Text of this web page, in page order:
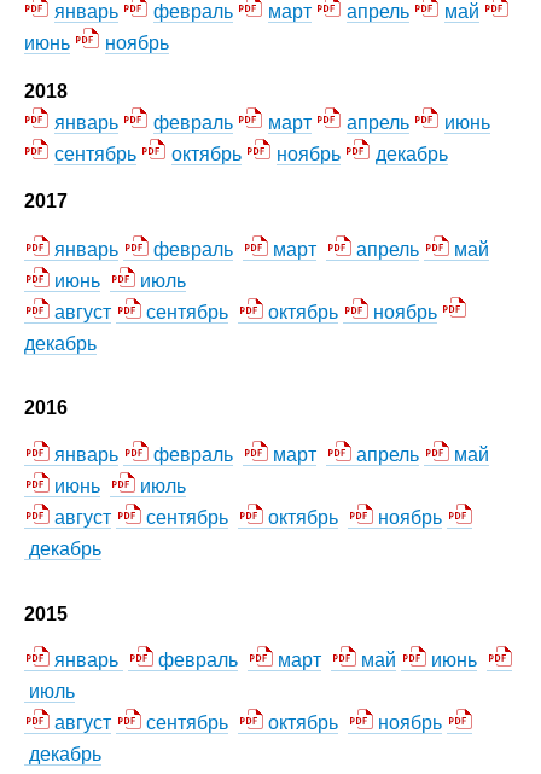
январь
февраль март апрель
май
июнь
ноябрь
2018
январь
февраль март апрель
июнь
сентябрь
октябрь ноябрь декабрь
2017
январь февраль март апрель
май
июнь
июль
август
сентябрь октябрь
ноябрь
декабрь
2016
январь февраль март апрель
май
июнь
июль
август
сентябрь октябрь
ноябрь
декабрь
2015
январь февраль март май
июнь
июль
август
сентябрь октябрь
ноябрь
декабрь